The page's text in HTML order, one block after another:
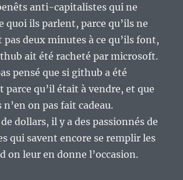
anti-capitalistes qui ne
quoi ils parlent, parce qu’ils ne
deux minutes à ce qu’ils font,
ait été racheté par microsoft.
pensé que si github a été
parce qu’il était à vendre, et que
n’en on pas fait cadeau.
dollars, il y a des passionnés de
qui savent encore se remplir les
on leur en donne l’occasion.